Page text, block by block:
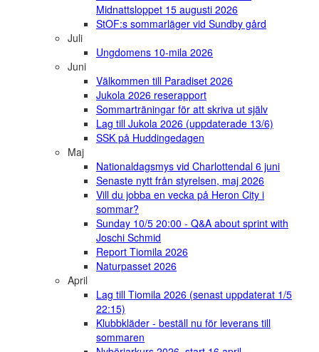
Midnattsloppet 15 augusti 2026
StOF:s sommarläger vid Sundby gård
Juli
Ungdomens 10-mila 2026
Juni
Välkommen till Paradiset 2026
Jukola 2026 reserapport
Sommarträningar för att skriva ut själv
Lag till Jukola 2026 (uppdaterade 13/6)
SSK på Huddingedagen
Maj
Nationaldagsmys vid Charlottendal 6 juni
Senaste nytt från styrelsen, maj 2026
Vill du jobba en vecka på Heron City i
sommar?
Sunday 10/5 20:00 - Q&A about sprint with
Joschi Schmid
Report Tiomila 2026
Naturpasset 2026
April
Lag till Tiomila 2026 (senast uppdaterat 1/5
22:15)
Klubbkläder - beställ nu för leverans till
sommaren